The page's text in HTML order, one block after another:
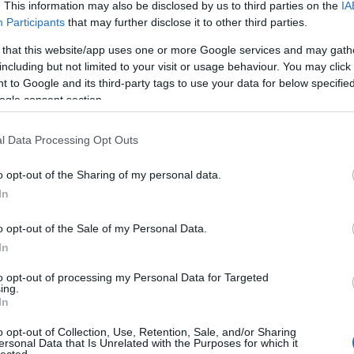
This information may also be disclosed by us to third parties on the
Participants that may further disclose it to other third parties.
that this website/app uses one or more Google services and may
but not limited to your visit or usage behaviour. You may
to Google and its third-party tags to use your data for below
consent section.
Data Processing Opt Outs
opt-out of the Sharing of my personal data.
opt-out of the Sale of my Personal Data.
opt-out of processing my Personal Data for Targeted
opt-out of Collection, Use, Retention, Sale, and/or Sharing
Data that Is Unrelated with the Purposes for which it